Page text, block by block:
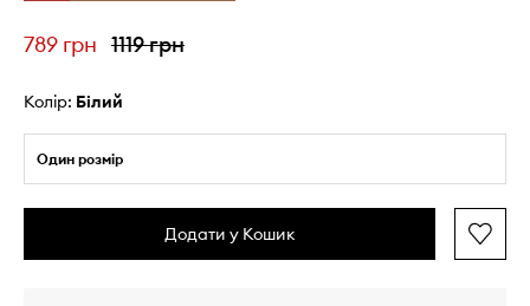
789 грн 1119 грн
Колір: білий
Один розмір
Додати у Кошик